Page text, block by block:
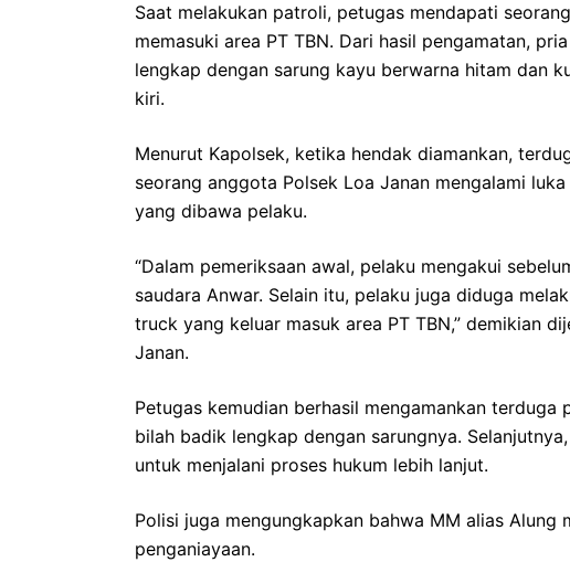
Saat melakukan patroli, petugas mendapati
memasuki area PT TBN. Dari hasil pengamatan,
lengkap dengan sarung kayu berwarna hitam dan
kiri.
Menurut Kapolsek, ketika hendak diamankan,
seorang anggota Polsek Loa Janan mengalami
yang dibawa pelaku.
“Dalam pemeriksaan awal, pelaku mengakui
saudara Anwar. Selain itu, pelaku juga diduga
truck yang keluar masuk area PT TBN,” demikian
Janan.
Petugas kemudian berhasil mengamankan
bilah badik lengkap dengan sarungnya.
untuk menjalani proses hukum lebih lanjut.
Polisi juga mengungkapkan bahwa MM alias Alung
penganiayaan.